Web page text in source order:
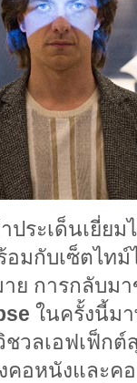
ประเด็นเยี่ยม
อมกับเซ็ตไท
ย การกลับมา
ในครั้งนี้ม
ชวลเอฟเฟ็ก
คอหนังและค